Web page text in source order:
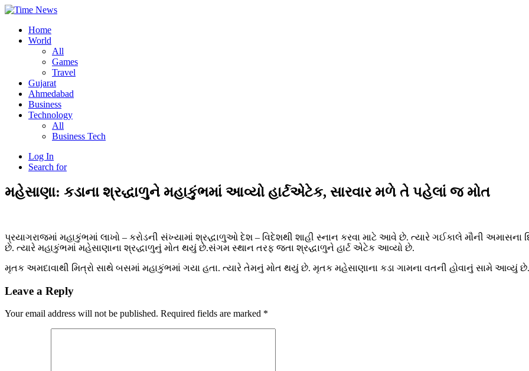
Home
World
All
Games
Travel
Gujarat
Ahmedabad
Business
Technology
All
Business Tech
Log In
Search for
મહેસાણા: કડાના શ્રદ્ધાળુને મહાકુંભમાં આવ્યો હાર્ટએટેક, સારવાર મળે તે પહેલાં જ મોત
પ્રયાગરાજમાં મહાકુંભમાં લાખો – કરોડની સંખ્યામાં શ્રદ્ધાળુઓ દેશ – વિદેશથી શાહી સ્નાન કરવા માટે આવે છે. ત્યારે ગઈકાલે મૌની
છે. ત્યારે મહાકુંભમાં મહેસાણાના શ્રદ્ધાળુનું મોત થયું છે.સંગમ સ્થાન તરફ જતા શ્રદ્ધાળુને હાર્ટ એટેક આવ્યો છે.
મૃતક અમદાવાથી મિત્રો સાથે બસમાં મહાકુંભમાં ગયા હતા. ત્યારે તેમનું મોત થયું છે. મૃતક મહેસાણાના કડા ગામના વતની હોવાનું સામે
Leave a Reply
Your email address will not be published. Required fields are marked *